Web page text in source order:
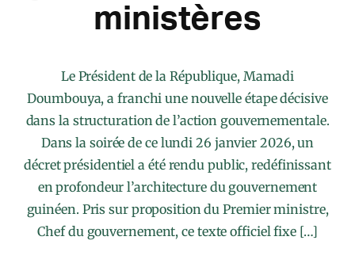
ministères
Le Président de la République, Mamadi
Doumbouya, a franchi une nouvelle étape décisive
dans la structuration de l’action gouvernementale.
Dans la soirée de ce lundi 26 janvier 2026, un
décret présidentiel a été rendu public, redéfinissant
en profondeur l’architecture du gouvernement
guinéen. Pris sur proposition du Premier ministre,
Chef du gouvernement, ce texte officiel fixe […]